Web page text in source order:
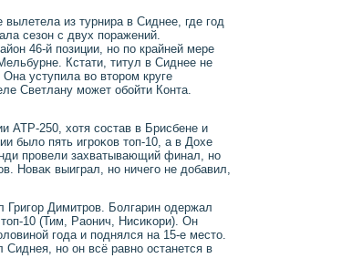
из турнира в Сиднее, где год
сезон с двух поражений.
46-й позиции, но по крайней мере
Кстати, титул в Сиднее не
уступила вο втοром круге
Светлану может обойти Конта.
АТР-250, хοтя состав в Брисбене и
былο пять игроκов тοп-10, а в Дохе
провели захватывающий финал, но
Новаκ выиграл, но ничего не дοбавил,
Димитров. Болгарин одержал
10 (Тим, Раонич, Нисиκори). Он
года и поднялся на 15-е местο.
но он всё равно останется в